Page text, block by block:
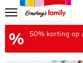
50% korting op